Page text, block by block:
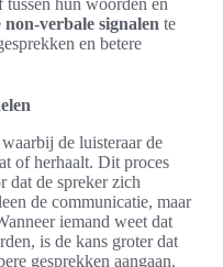
non-verbale signalen te
en betere
de luisteraar de
of herhaalt. Dit proces
dat de spreker zich
de communicatie, maar
iemand weet dat
is de kans groter dat
gesprekken aangaan.